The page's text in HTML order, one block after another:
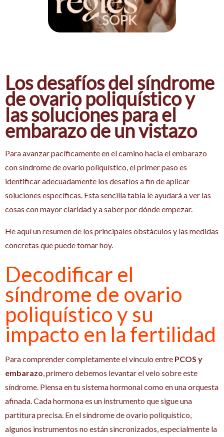
Los desafíos del síndrome
de ovario poliquístico y
las soluciones para el
embarazo de un vistazo
Para avanzar pacíficamente en el camino hacia el embarazo
con síndrome de ovario poliquístico, el primer paso es
identificar adecuadamente los desafíos a fin de aplicar
soluciones específicas. Esta sencilla tabla le ayudará a ver las
cosas con mayor claridad y a saber por dónde empezar.
He aquí un resumen de los principales obstáculos y las medidas
concretas que puede tomar hoy.
Decodificar el
síndrome de ovario
poliquístico y su
impacto en la fertilidad
Para comprender completamente el vínculo entre PCOS y
embarazo , primero debemos levantar el velo sobre este
síndrome. Piensa en tu sistema hormonal como en una orquesta
afinada. Cada hormona es un instrumento que sigue una
partitura precisa. En el síndrome de ovario poliquístico,
algunos instrumentos no están sincronizados, especialmente la